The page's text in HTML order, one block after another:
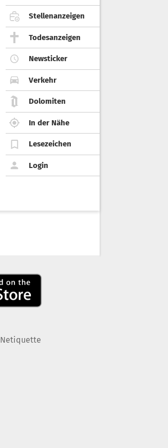
Stellenanzeigen
Todesanzeigen
Newsticker
Verkehr
Dolomiten
In der Nähe
Lesezeichen
Login
Netiquette